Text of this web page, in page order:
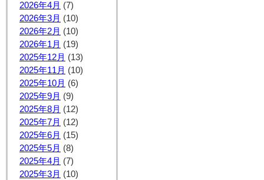
2026年4月 (7)
2026年3月 (10)
2026年2月 (10)
2026年1月 (19)
2025年12月 (13)
2025年11月 (10)
2025年10月 (6)
2025年9月 (9)
2025年8月 (12)
2025年7月 (12)
2025年6月 (15)
2025年5月 (8)
2025年4月 (7)
2025年3月 (10)